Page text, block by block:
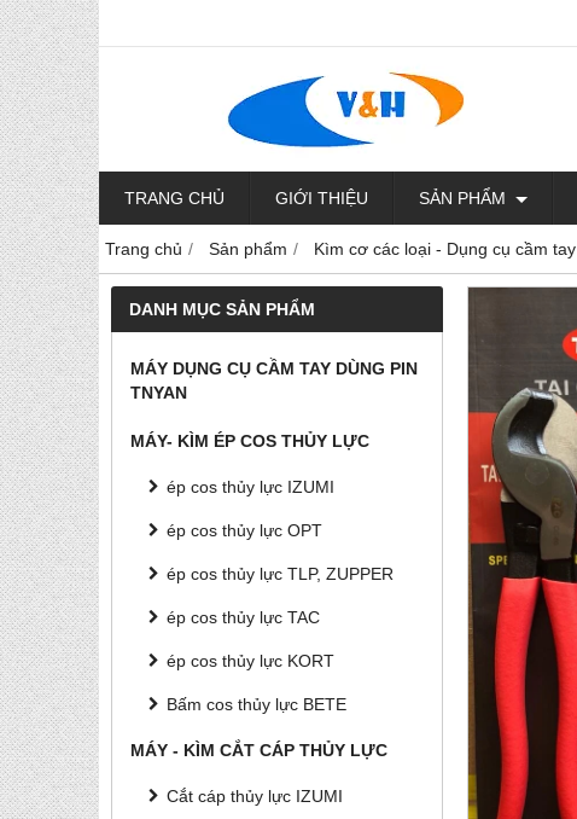
TRANG CHỦ GIỚI THIỆU SẢN PHẨM
Trang chủ Sản phẩm Kìm cơ các loại - Dụng cụ cầm tay
DANH MỤC SẢN PHẨM
MÁY DỤNG CỤ CẦM TAY DÙNG PIN
TNYAN
MÁY- KÌM ÉP COS THỦY LỰC
ép cos thủy lực IZUMI
ép cos thủy lực OPT
ép cos thủy lực TLP, ZUPPER
ép cos thủy lực TAC
ép cos thủy lực KORT
Bấm cos thủy lực BETE
MÁY - KÌM CẮT CÁP THỦY LỰC
Cắt cáp thủy lực IZUMI